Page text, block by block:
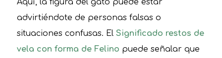
Aquí, la figura del gato puede estar
advirtiéndote de personas falsas o
situaciones confusas. El Significado restos de
vela con forma de Felino puede señalar que